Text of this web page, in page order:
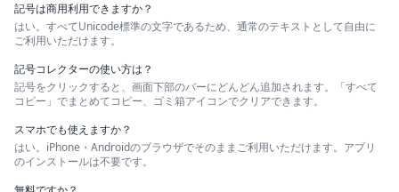
記号は商用利用できますか？
はい。すべてUnicode標準の文字であるため、通常のテキストとして自由に
ご利用いただけます。
記号コレクターの使い方は？
記号をクリックすると、画面下部のバーにどんどん追加されます。「すべて
コピー」でまとめてコピー、ゴミ箱アイコンでクリアできます。
スマホでも使えますか？
はい。iPhone・Androidのブラウザでそのままご利用いただけます。アプリ
のインストールは不要です。